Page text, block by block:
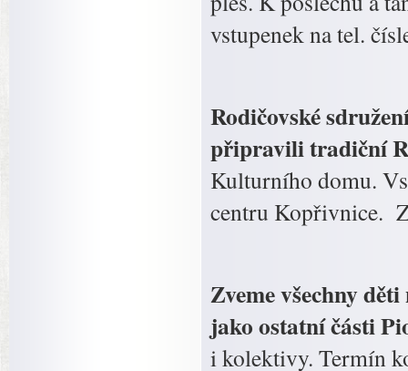
vstupenek na tel.
Rodičovské
připravili tradiční
Kulturního domu.
centru Kopřivnice.
Zveme všechny
jako ostatní části
i kolektivy. Termín